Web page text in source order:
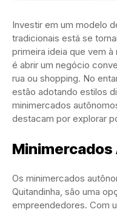
Investir em um modelo
tradicionais está se
primeira ideia que vem
é abrir um negócio
rua ou shopping. No
estão adotando estilos
minimercados
destacam por explorar
Os minimercados
Quitandinha, são uma
empreendedores. Com